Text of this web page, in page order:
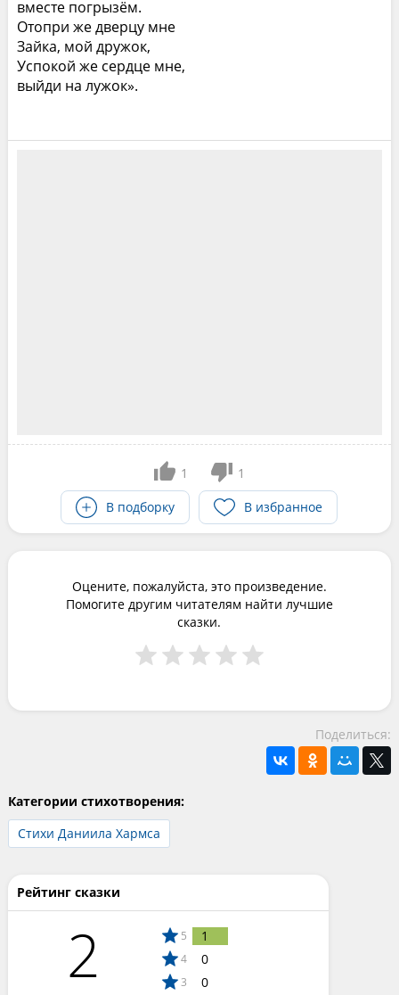
вместе погрызём.
Отопри же дверцу мне
Зайка, мой дружок,
Успокой же сердце мне,
выйди на лужок».
1
1
В подборку
В избранное
Оцените, пожалуйста, это произведение.
Помогите другим читателям найти лучшие
сказки.
Поделиться:
Категории стихотворения:
Стихи Даниила Хармса
Рейтинг сказки
2 5 1
4 0
3 0